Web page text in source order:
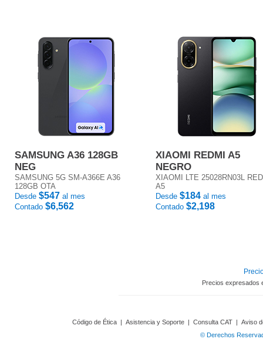
SAMSUNG A36 128GB
NEG
SAMSUNG 5G SM-A366E A36
128GB OTA
Desde $547 al mes
Contado $6,562
XIAOMI REDMI A5
NEGRO
XIAOMI LTE 25028RN03L
A5
Desde $184 al mes
Contado $2,198
Precios expresados
Código de Ética | Asistencia y Soporte | Consulta CAT | Aviso
© Derechos